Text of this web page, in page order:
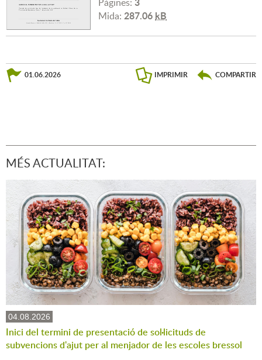
Mida: 287.06 kB
01.06.2026 IMPRIMIR COMPARTIR
MÉS ACTUALITAT:
04.08.2026
Inici del termini de presentació de sol·licituds de
subvencions d'ajut per al menjador de les escoles bressol